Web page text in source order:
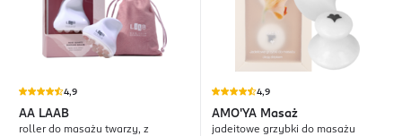
4,9
AA LAAB
roller do masażu twarzy, z
4,9
AMO'YA Masaż
jadeitowe grzybki do masażu